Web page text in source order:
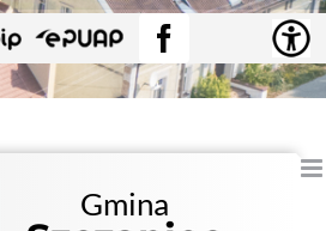
BIP EPUAPFacebook
Gmina